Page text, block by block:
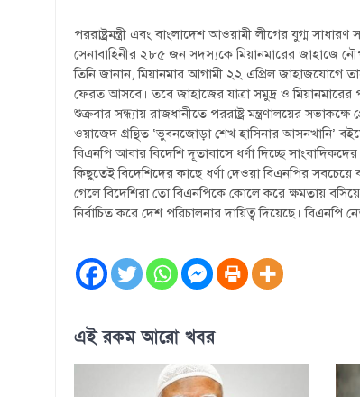
পররাষ্ট্রমন্ত্রী এবং বাংলাদেশ আওয়ামী লীগের যুগ্ম
সেনাবাহিনীর ২৮৫ জন সদস্যকে মিয়ানমারের জাহাজে
তিনি জানান, মিয়ানমার আগামী ২২ এপ্রিল
ফেরত আসবে। তবে জাহাজের যাত্রা সমুদ্র ও মিয়ানমারের
শুক্রবার সন্ধ্যায় রাজধানীতে পররাষ্ট্র মন্ত্রণালয়ের
ওয়াজেদ গ্রন্থিত ‘ভুবনজোড়া শেখ হাসিনার আসনখানি’
বিএনপি আবার বিদেশি দূতাবাসে ধর্ণা দিচ্ছে
কিছুতেই বিদেশিদের কাছে ধর্ণা দেওয়া বিএনপির
গেলে বিদেশিরা তো বিএনপিকে কোলে করে ক্ষমতায়
নির্বাচিত করে দেশ পরিচালনার দায়িত্ব দিয়েছে। বিএনপি
এই রকম আরো খবর